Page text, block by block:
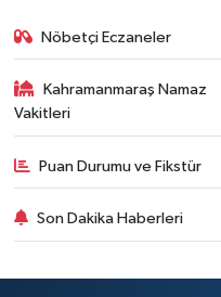
Nöbetçi Eczaneler
Kahramanmaraş Namaz
Vakitleri
Puan Durumu ve Fikstür
Son Dakika Haberleri